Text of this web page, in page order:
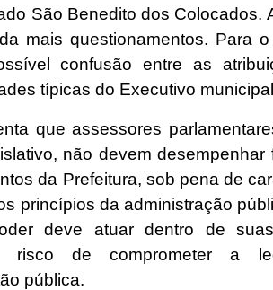
São Benedito dos Colocados.
mais questionamentos. Para
confusão entre as
típicas do Executivo
que assessores
não devem desempenhar
da Prefeitura, sob pena de
princípios da administração
deve atuar dentro de suas
risco de comprometer a
pública.